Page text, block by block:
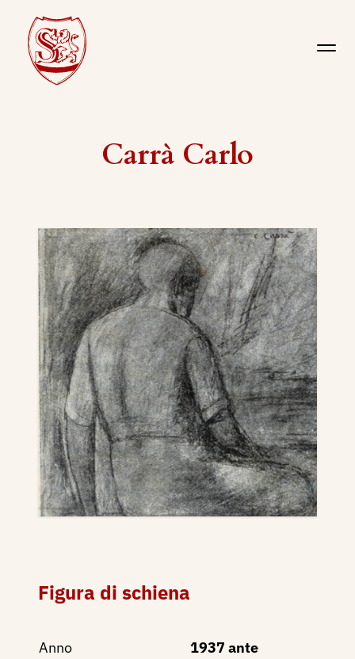
Carrà Carlo
Figura di schiena
Anno
1937 ante